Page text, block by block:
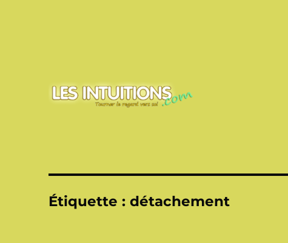
Étiquette :détachement